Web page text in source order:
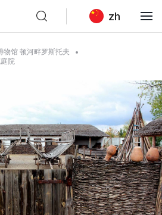
zh
物馆 顿河畔罗斯托夫
院